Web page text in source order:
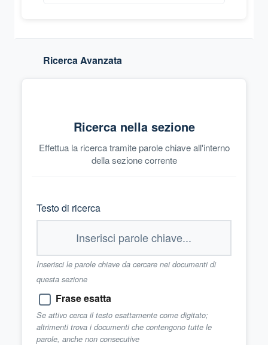
Ricerca Avanzata
Ricerca nella sezione
Effettua la ricerca tramite parole chiave all'interno
della sezione corrente
Testo di ricerca
Inserisci le parole chiave da cercare nei documenti di
questa sezione
Frase esatta
Se attivo cerca il testo esattamente come digitato;
altrimenti trova i documenti che contengono tutte le
parole, anche non consecutive